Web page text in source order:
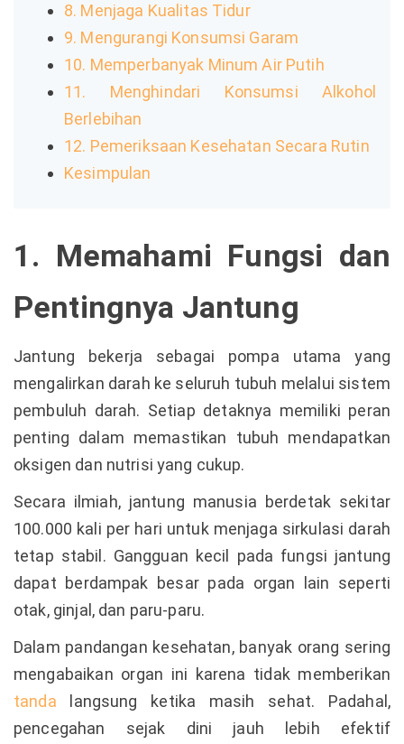
8. Menjaga Kualitas Tidur
9. Mengurangi Konsumsi Garam
10. Memperbanyak Minum Air Putih
11. Menghindari Konsumsi Alkohol
Berlebihan
12. Pemeriksaan Kesehatan Secara Rutin
Kesimpulan
1. Memahami Fungsi dan
Pentingnya Jantung
Jantung bekerja sebagai pompa utama yang
mengalirkan darah ke seluruh tubuh melalui sistem
pembuluh darah. Setiap detaknya memiliki peran
penting dalam memastikan tubuh mendapatkan
oksigen dan nutrisi yang cukup.
Secara ilmiah, jantung manusia berdetak sekitar
100.000 kali per hari untuk menjaga sirkulasi darah
tetap stabil. Gangguan kecil pada fungsi jantung
dapat berdampak besar pada organ lain seperti
otak, ginjal, dan paru-paru.
Dalam pandangan kesehatan, banyak orang sering
mengabaikan organ ini karena tidak memberikan
tanda
langsung ketika masih sehat. Padahal,
pencegahan sejak dini jauh lebih efektif